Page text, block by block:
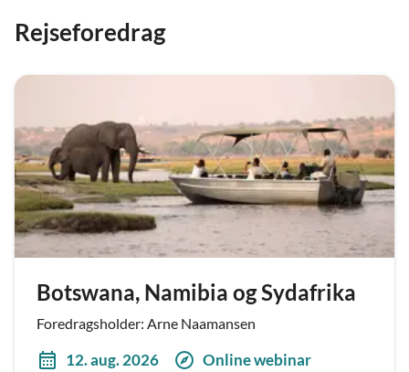
Rejseforedrag
Botswana, Namibia og Sydafrika
Foredragsholder: Arne Naamansen
12. aug. 2026 Online webinar